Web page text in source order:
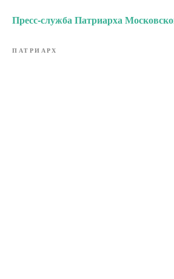
Пресс-служба Патриарха
ПАТРИАРХ